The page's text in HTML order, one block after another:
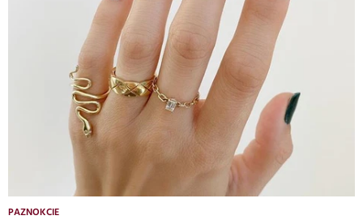
PAZNOKCIE